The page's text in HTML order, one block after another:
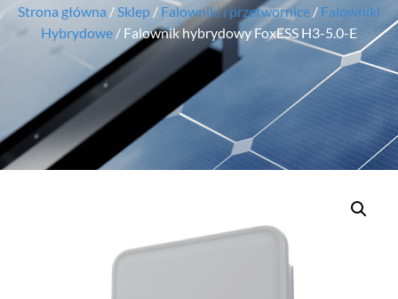
Strona główna / Sklep / Falowniki i przetwornice / Falowniki
Hybrydowe / Falownik hybrydowy FoxESS H3-5.0-E